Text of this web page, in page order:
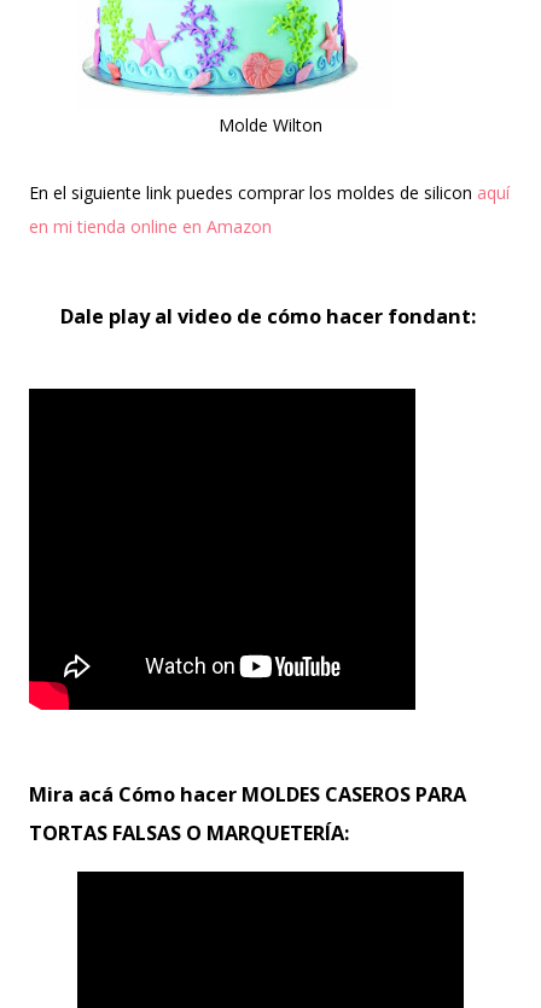
Molde Wilton
En el siguiente link puedes comprar los moldes de silicon aquí
en mi tienda online en Amazon
Dale play al video de cómo hacer fondant:
Mira acá Cómo hacer MOLDES CASEROS PARA
TORTAS FALSAS O MARQUETERÍA: